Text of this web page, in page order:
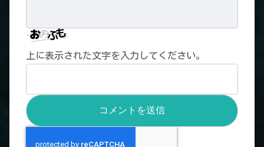
上に表示された文字を入力してください。